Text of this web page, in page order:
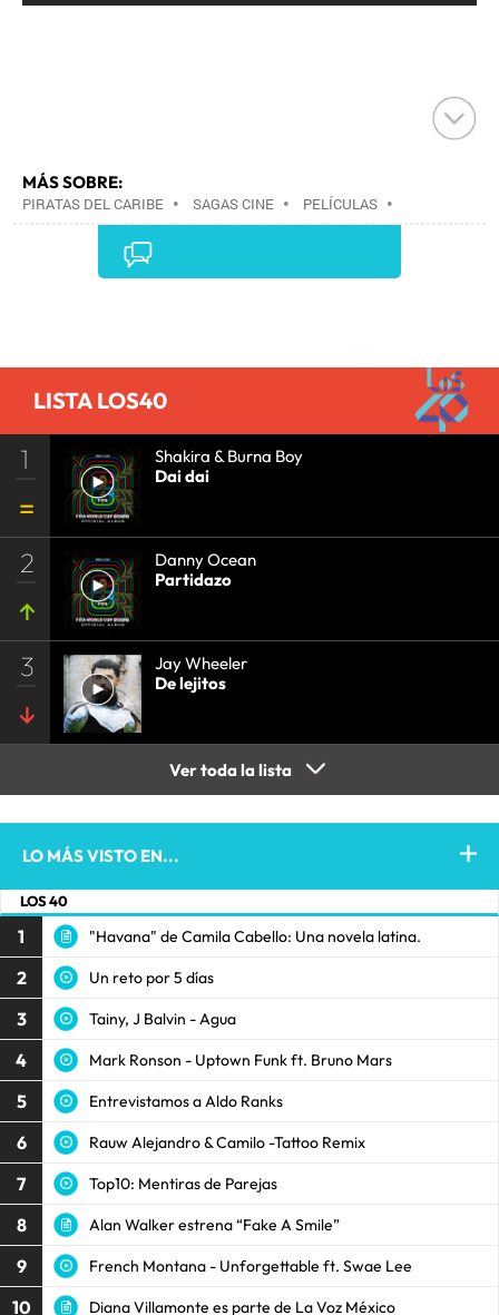
MÁS SOBRE:
PIRATAS DEL CARIBE • SAGAS CINE • PELÍCULAS •
LISTA LOS40
1
Shakira & Burna Boy
Dai dai
2
Danny Ocean
Partidazo
3
Jay Wheeler
De lejitos
Ver toda la lista
LO MÁS VISTO EN...
LOS 40
1 "Havana" de Camila Cabello: Una novela latina.
2 Un reto por 5 días
3 Tainy, J Balvin - Agua
4 Mark Ronson - Uptown Funk ft. Bruno Mars
5 Entrevistamos a Aldo Ranks
6 Rauw Alejandro & Camilo -Tattoo Remix
7 Top10: Mentiras de Parejas
8 Alan Walker estrena “Fake A Smile”
9 French Montana - Unforgettable ft. Swae Lee
10 Diana Villamonte es parte de La Voz México